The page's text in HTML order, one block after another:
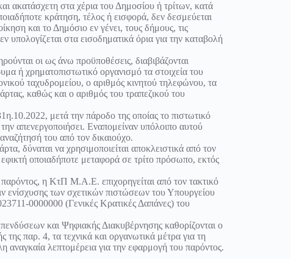
ακατάσχετη στα χέρια του Δημοσίου ή τρίτων, κατά
κράτηση, τέλος ή εισφορά, δεν δεσμεύεται
και το Δημόσιο εν γένει, τους δήμους, τις
υπολογίζεται στα εισοδηματικά όρια για την καταβολή
οι ως άνω προϋποθέσεις, διαβιβάζονται
ή χρηματοπιστωτικό οργανισμό τα στοιχεία του
ταχυδρομείου, ο αριθμός κινητού τηλεφώνου, τα
καθώς και ο αριθμός του τραπεζικού του
μετά την πάροδο της οποίας το πιστωτικό
απενεργοποιήσει. Εναπομείναν υπόλοιπο αυτού
του από τον δικαιούχο.
δύναται να χρησιμοποιείται αποκλειστικά από τον
οποιαδήποτε μεταφορά σε τρίτο πρόσωπο, εκτός
η ΚτΠ Μ.Α.Ε. επιχορηγείται από τον τακτικό
ενίσχυσης των σχετικών πιστώσεων του Υπουργείου
0000000 (Γενικές Κρατικές Δαπάνες) του
και Ψηφιακής Διακυβέρνησης καθορίζονται ο
της παρ. 4, τα τεχνικά και οργανωτικά μέτρα για τη
αναγκαία λεπτομέρεια για την εφαρμογή του παρόντος.